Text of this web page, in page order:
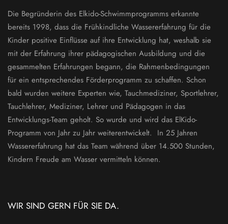
Die Begründerin des Elkido-Schwimmprogramms erkannte
bereits 1998, dass die Frühkindliche Wassererfahrung für die
Kinder positive Einflüsse auf ihre Entwicklung hat, weshalb sie
mit der Erfahrung ihrer pädagogischen Ausbildung und die
gesammelten Erfahrungen begann, die Rahmenbedingungen
für ein entsprechendes Förderprogramm zu schaffen. Schon
bald wurden weitere Experten wie, Tauchmediziner, Sportlehrer,
Tauchlehrer, Mediziner, Lehrer und Pädagogen in das
Entwicklungs-Team geholt. So wurde und wird das ElKido-
Programm von Jahr zu Jahr weiterentwickelt. In 25 Jahren
Wassererfahrung hat das Team während über 14.500 Stunden,
Kindern Freude am Wasser vermitteln können.
WIR SIND GERN FÜR SIE DA.